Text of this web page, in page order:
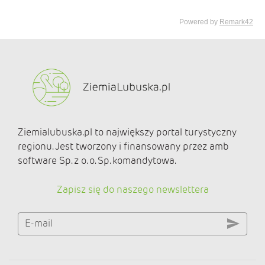
Ziemialubuska.pl to największy portal turystyczny
regionu. Jest tworzony i finansowany przez amb
software Sp. z o. o. Sp. komandytowa.
Zapisz się do naszego newslettera
E-mail